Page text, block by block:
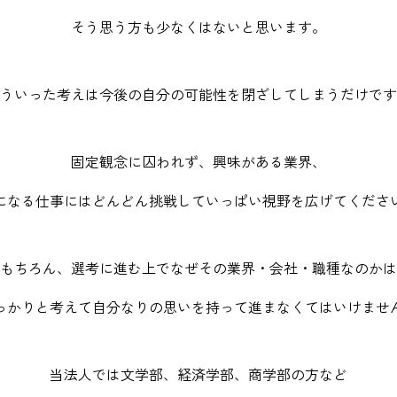
そう思う方も少なくはないと思います。
いった考えは今後の自分の可能性を閉ざしてしまうだけです
固定観念に囚われず、興味がある業界、
なる仕事にはどんどん挑戦して いっぱい視野を広げてくださ
もちろん、選考に進む上でなぜその業界・会社・職種なのかは
かりと考えて自分なりの思いを持って進まなくてはいけませ
当法人では文学部、経済学部、商学部の方など